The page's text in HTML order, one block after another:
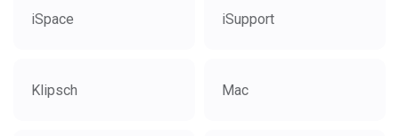
iSpace iSupport
Klipsch Mac